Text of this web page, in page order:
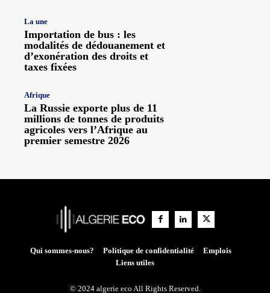
La une
Importation de bus : les
modalités de dédouanement et
d’exonération des droits et
taxes fixées
Afrique
La Russie exporte plus de 11
millions de tonnes de produits
agricoles vers l’Afrique au
premier semestre 2026
Qui sommes-nous? Politique de confidentialité
Emplois
Liens utiles
© 2024 algerie eco All Rights Reserved.